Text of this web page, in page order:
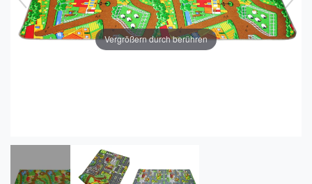
Vergrößern durch berühren